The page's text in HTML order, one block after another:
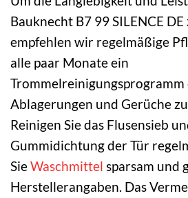
Bauknecht B7 99 SILENCE
empfehlen wir regelmäßige
alle paar Monate ein
Trommelreinigungsprogramm
Ablagerungen und Gerüche
Reinigen Sie das Flusensieb
Gummidichtung der Tür
SieWaschmittel sparsam und
Herstellerangaben. Das